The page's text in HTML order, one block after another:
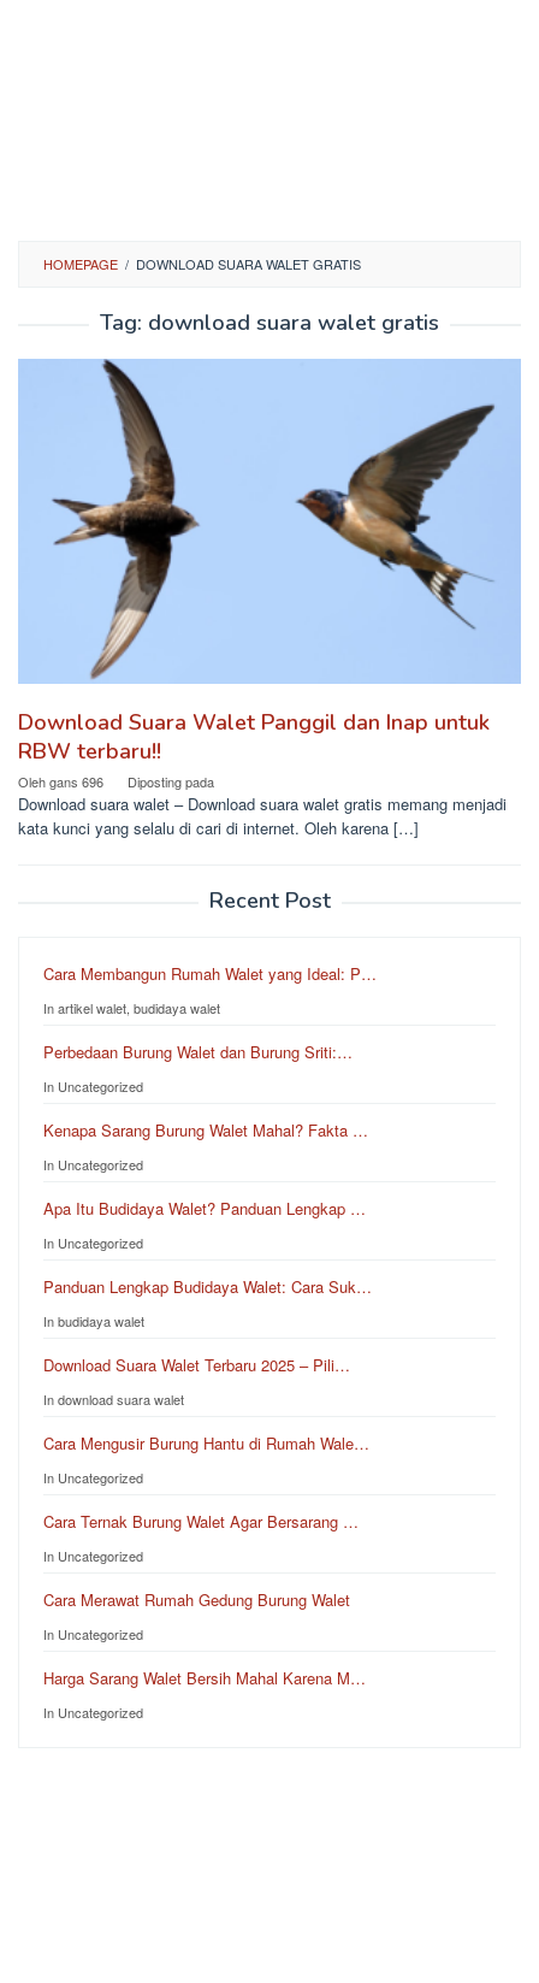
HOMEPAGE / DOWNLOAD SUARA WALET GRATIS
Tag: download suara walet gratis
Download Suara Walet Panggil dan Inap untuk
RBW terbaru!!
Olehgans 696 Diposting pada
Download suara walet – Download suara walet gratis memang menjadi
kata kunci yang selalu di cari di internet. Oleh karena […]
Recent Post
Cara Membangun Rumah Walet yang Ideal: P…
In artikel walet, budidaya walet
Perbedaan Burung Walet dan Burung Sriti:…
In Uncategorized
Kenapa Sarang Burung Walet Mahal? Fakta …
In Uncategorized
Apa Itu Budidaya Walet? Panduan Lengkap …
In Uncategorized
Panduan Lengkap Budidaya Walet: Cara Suk…
In budidaya walet
Download Suara Walet Terbaru 2025 – Pili…
In download suara walet
Cara Mengusir Burung Hantu di Rumah Wale…
In Uncategorized
Cara Ternak Burung Walet Agar Bersarang …
In Uncategorized
Cara Merawat Rumah Gedung Burung Walet
In Uncategorized
Harga Sarang Walet Bersih Mahal Karena M…
In Uncategorized